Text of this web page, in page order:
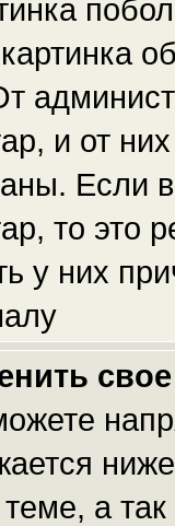
и от
Если
то это
у них
а